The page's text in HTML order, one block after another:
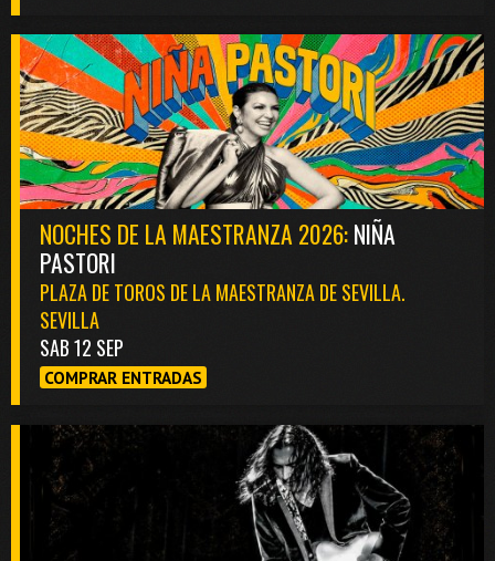
NOCHES DE LA MAESTRANZA 2026:NIÑA
PASTORI
PLAZA DE TOROS DE LA MAESTRANZA DE SEVILLA.
SEVILLA
SAB 12 SEP
COMPRAR ENTRADAS